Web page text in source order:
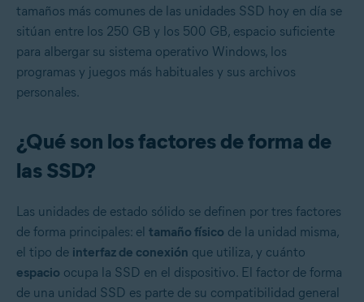
tamaños más comunes de las unidades SSD hoy en día se
sitúan entre los 250 GB y los 500 GB, espacio suficiente
para albergar su sistema operativo Windows, los
programas y juegos más habituales y sus archivos
personales.
¿Qué son los factores de forma de
las SSD?
Las unidades de estado sólido se definen por tres factores
de forma principales: el tamaño físico de la unidad misma,
el tipo de interfaz de conexión que utiliza, y cuánto
espacio ocupa la SSD en el dispositivo. El factor de forma
de una unidad SSD es parte de su compatibilidad general